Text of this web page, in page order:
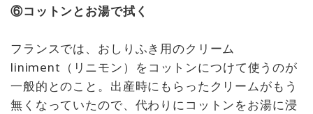
⑥コットンとお湯で拭く
フランスでは、おしりふき用のクリーム
liniment（リニモン）をコットンにつけて使うのが
一般的とのこと。出産時にもらったクリームがもう
無くなっていたので、代わりにコットンをお湯に浸